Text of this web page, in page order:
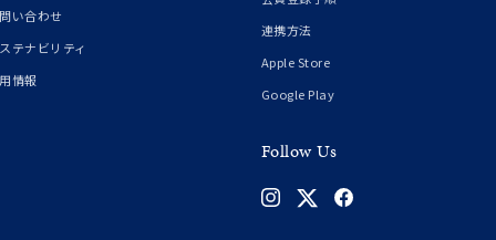
い合わせ
テナビリティ
情報
連携方法
Apple Store
Google Play
Follow Us